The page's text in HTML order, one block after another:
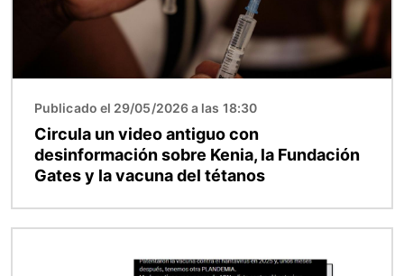
Publicado el 29/05/2026 a las 18:30
Circula un video antiguo con
desinformación sobre Kenia, la Fundación
Gates y la vacuna del tétanos